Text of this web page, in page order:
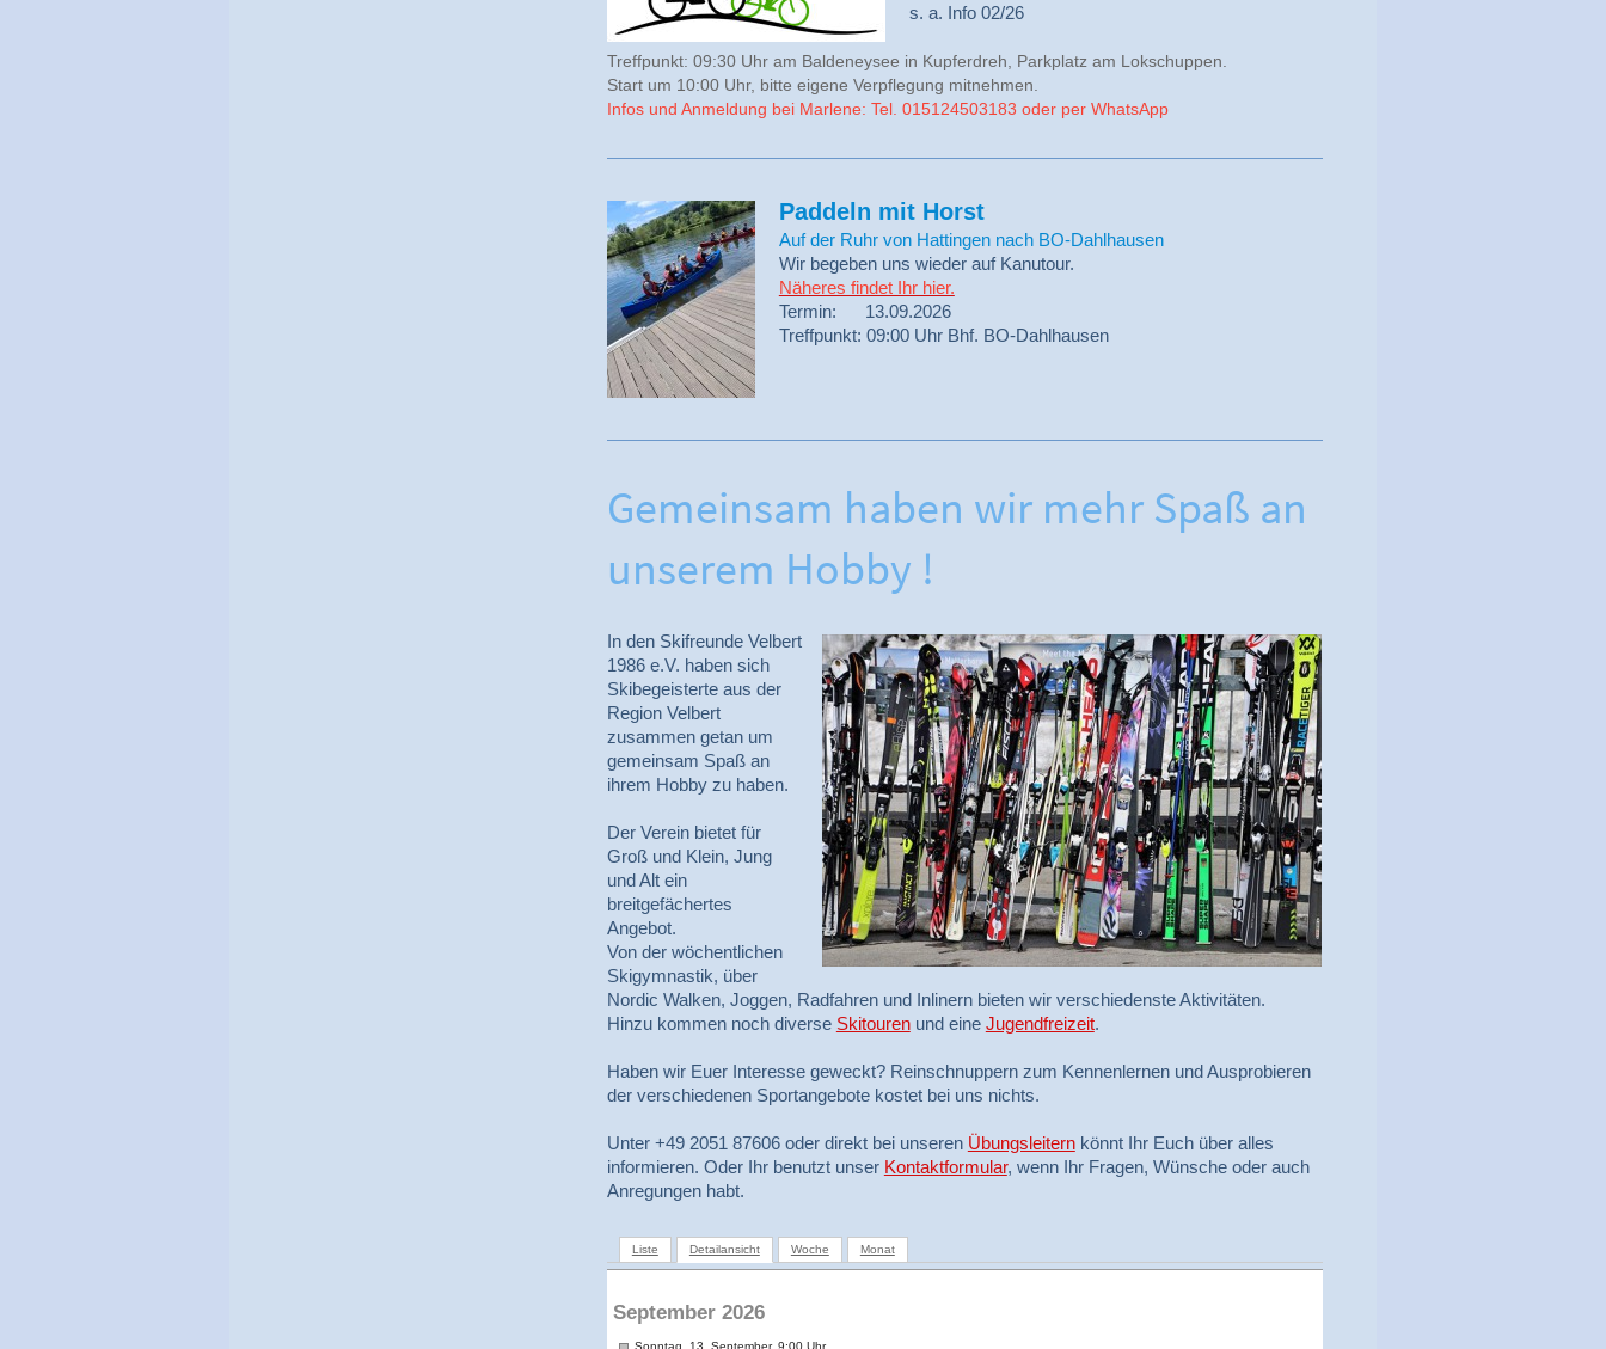
s. a. Info 02/26
Treffpunkt: 09:30 Uhr am Baldeneysee in Kupferdreh, Parkplatz am Lokschuppen.
Start um 10:00 Uhr, bitte eigene Verpflegung mitnehmen.
Infos und Anmeldung bei Marlene: Tel. 015124503183 oder per WhatsApp
Paddeln mit Horst
Auf der Ruhr von Hattingen nach BO-Dahlhausen
Wir begeben uns wieder auf Kanutour.
Näheres findet Ihr hier.
Termin: 13.09.2026
Treffpunkt: 09:00 Uhr Bhf. BO-Dahlhausen
Gemeinsam haben wir mehr Spaß an
unserem Hobby !
In den Skifreunde Velbert
1986 e.V. haben sich
Skibegeisterte aus der
Region Velbert
zusammen getan um
gemeinsam Spaß an
ihrem Hobby zu haben.
Der Verein bietet für
Groß und Klein, Jung
und Alt ein
breitgefächertes
Angebot.
Von der wöchentlichen
Skigymnastik, über
Nordic Walken, Joggen, Radfahren und Inlinern bieten wir verschiedenste Aktivitäten.
Hinzu kommen noch diverse Skitourenund eine Jugendfreizeit.
Haben wir Euer Interesse geweckt? Reinschnuppern zum Kennenlernen und Ausprobieren
der verschiedenen Sportangebote kostet bei uns nichts.
Unter +49 2051 87606 oder direkt bei unseren Übungsleiternkönnt Ihr Euch über alles
informieren. Oder Ihr benutzt unser Kontaktformular, wenn Ihr Fragen, Wünsche oder auch
Anregungen habt.
Liste Detailansicht Woche Monat
September 2026
Sonntag, 13. September, 9:00 Uhr